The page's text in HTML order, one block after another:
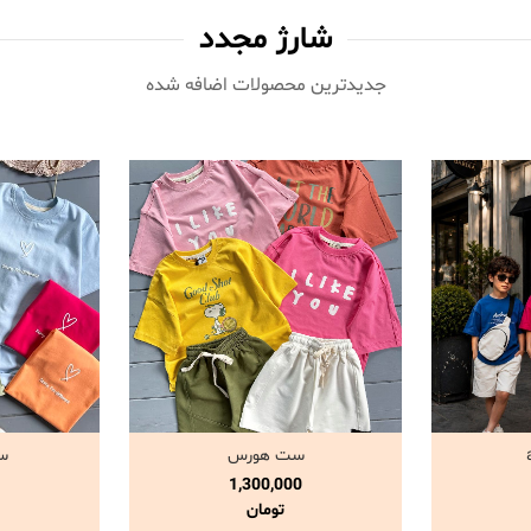
شارژ مجدد
جدیدترین محصولات اضافه شده‌
مشاهده و خرید
ست هورس
1,300,000
تومان